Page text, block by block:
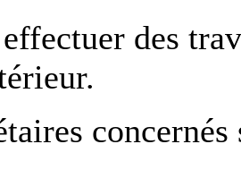
des